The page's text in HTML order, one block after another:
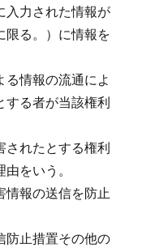
入力された情報が
限る。）に情報を
情報の流通によ
する者が当該権利
されたとする権利
をいう。
情報の送信を防止
防止措置その他の